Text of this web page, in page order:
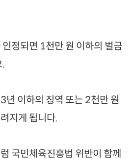
정되면 1천만 원 이하의 벌금
년 이하의 징역 또는 2천만 원
지게 됩니다.
국민체육진흥법 위반이 함께